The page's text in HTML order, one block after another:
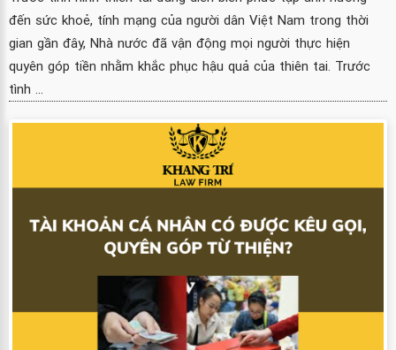
đến sức khoẻ, tính mạng của người dân Việt Nam trong thời
gian gần đây, Nhà nước đã vận động mọi người thực hiện
quyên góp tiền nhằm khắc phục hậu quả của thiên tai. Trước
tình ...